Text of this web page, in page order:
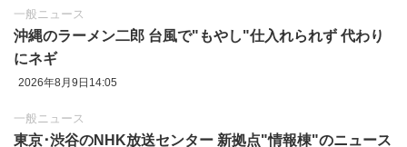
一般ニュース
沖縄のラーメン二郎 台風で"もやし"仕入れられず 代わり
にネギ
2026年8月9日14:05
一般ニュース
東京‪･‬渋谷のNHK放送センター 新拠点"情報棟"のニュース